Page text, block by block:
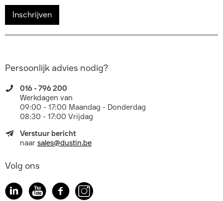
Inschrijven
Persoonlijk advies nodig?
016 - 796 200
Werkdagen van
09:00 - 17:00 Maandag - Donderdag
08:30 - 17:00 Vrijdag
Verstuur bericht
naar sales@dustin.be
Volg ons